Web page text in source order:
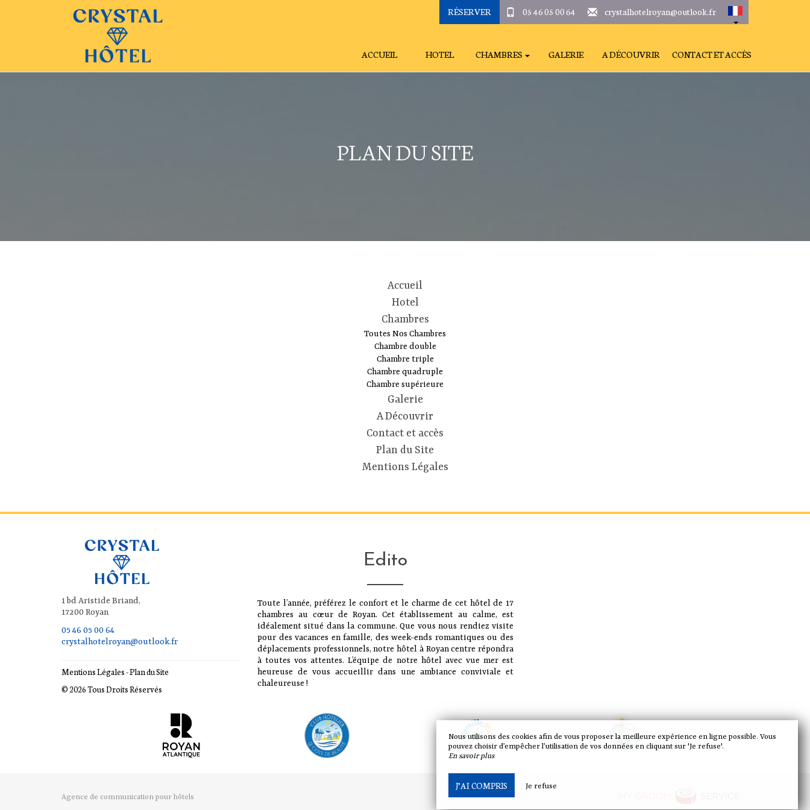
RÉSERVER 05 46 05 00 64 crystalhotelroyan@outlook.fr
ACCUEIL HOTEL CHAMBRES GALERIE A DÉCOUVRIR CONTACT ET ACCÈS
PLAN DU SITE
Accueil
Hotel
Chambres
Toutes Nos Chambres
Chambre double
Chambre triple
Chambre quadruple
Chambre supérieure
Galerie
A Découvrir
Contact et accès
Plan du Site
Mentions Légales
1 bd Aristide Briand,
17200 Royan
05 46 05 00 64
crystalhotelroyan@outlook.fr
Mentions Légales-Plan du Site
© 2026 Tous Droits Réservés
Edito
Toute l’année, préférez le confort et le charme de cet hôtel de 17
chambres au cœur de Royan. Cet établissement au calme, est
idéalement situé dans la commune. Que vous nous rendiez visite
pour des vacances en famille, des week-ends romantiques ou des
déplacements professionnels, notre hôtel à Royan centre répondra
à toutes vos attentes. L’équipe de notre hôtel avec vue mer est
heureuse de vous accueillir dans une ambiance conviviale et
chaleureuse !
Agence de communication pour hôtels
Nous utilisons des cookies afin de vous proposer la meilleure expérience en ligne possible. Vous
pouvez choisir d’empêcher l’utilisation de vos données en cliquant sur 'Je refuse'.
En savoir plus
J’AI COMPRIS Je refuse